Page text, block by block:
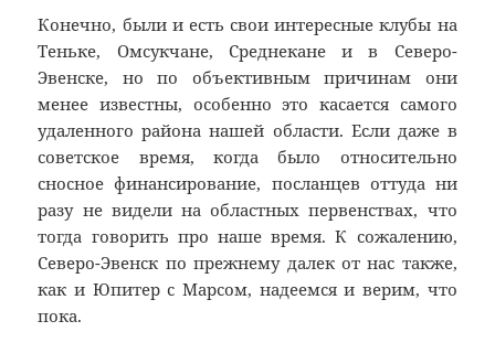
Конечно, были и есть свои интересные клубы на
Теньке, Омсукчане, Среднекане и в Северо-
Эвенске, но по объективным причинам они
менее известны, особенно это касается самого
удаленного района нашей области. Если даже в
советское время, когда было относительно
сносное финансирование, посланцев оттуда ни
разу не видели на областных первенствах, что
тогда говорить про наше время. К сожалению,
Северо-Эвенск по прежнему далек от нас также,
как и Юпитер с Марсом, надеемся и верим, что
пока.